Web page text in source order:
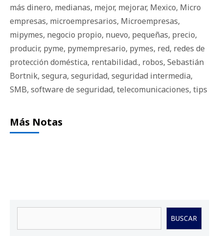
más dinero, medianas, mejor, mejorar, Mexico, Micro
empresas, microempresarios, Microempresas,
mipymes, negocio propio, nuevo, pequeñas, precio,
producir, pyme, pymempresario, pymes, red, redes de
protección doméstica, rentabilidad., robos, Sebastián
Bortnik, segura, seguridad, seguridad intermedia,
SMB, software de seguridad, telecomunicaciones, tips
Más Notas
BUSCAR